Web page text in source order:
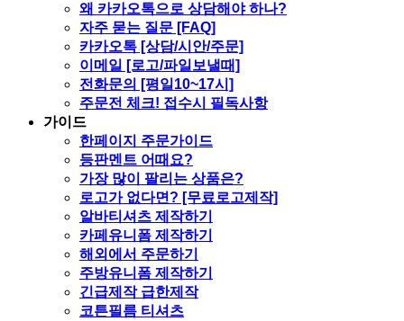
왜 카카오톡으로 상담해야 하나?
자주 묻는 질문 [FAQ]
카카오톡 [상담/시안/주문]
이메일 [로고/파일보낼때]
전화문의 [평일10~17시]
주문전 체크! 접수시 필독사항
가이드
한페이지 주문가이드
등판멘트 어때요?
가장 많이 팔리는 상품은?
로고가 없다면? [무료로고제작]
알바티셔츠 제작하기
카페유니폼 제작하기
해외에서 주문하기
주방유니폼 제작하기
긴급제작 급한제작
코튼필름 티셔츠